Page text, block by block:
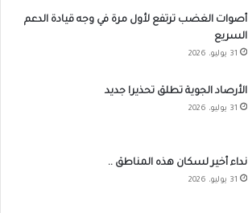
أصوات الغضب ترتفع لأول مرة في وجه قيادة الدعم
السريع
31 يوليو، 2026
الأرصاد الجوية تطلق تحذيرا جديد
31 يوليو، 2026
نداء أخير لسكان هذه المناطق ..
31 يوليو، 2026